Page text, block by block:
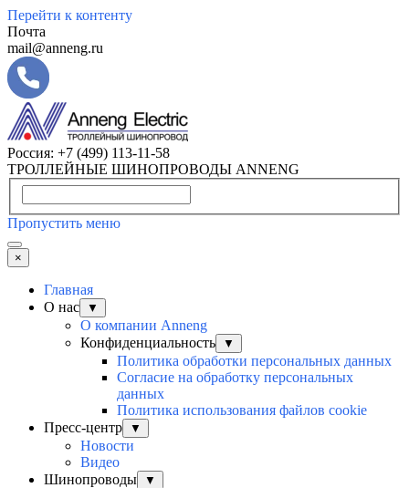
Перейти к контенту
Почта
mail@anneng.ru
Россия: +7 (499) 113-11-58
ТРОЛЛЕЙНЫЕ ШИНОПРОВОДЫ ANNENG
Пропустить меню
×
Главная
О нас
▼
О компании Anneng
Конфиденциальность
▼
Политика обработки персональных данных
Согласие на обработку персональных
данных
Политика использования файлов cookie
Пресс-центр
▼
Новости
Видео
Шинопроводы
▼